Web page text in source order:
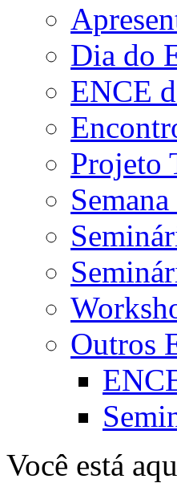
Dia do
ENCE
Projeto
Outros
Você está